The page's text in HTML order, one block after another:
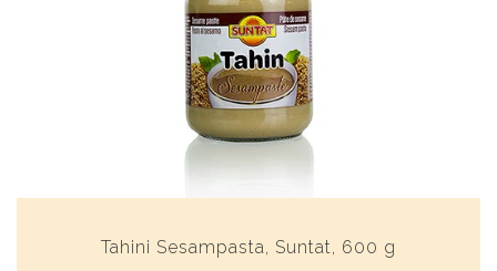
Tahini Sesampasta, Suntat, 600 g